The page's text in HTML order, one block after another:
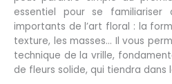
essentiel pour se
importants de l’art floral : la
texture, les masses… Il vous
technique de la vrille,
de fleurs solide, qui tiendra dans